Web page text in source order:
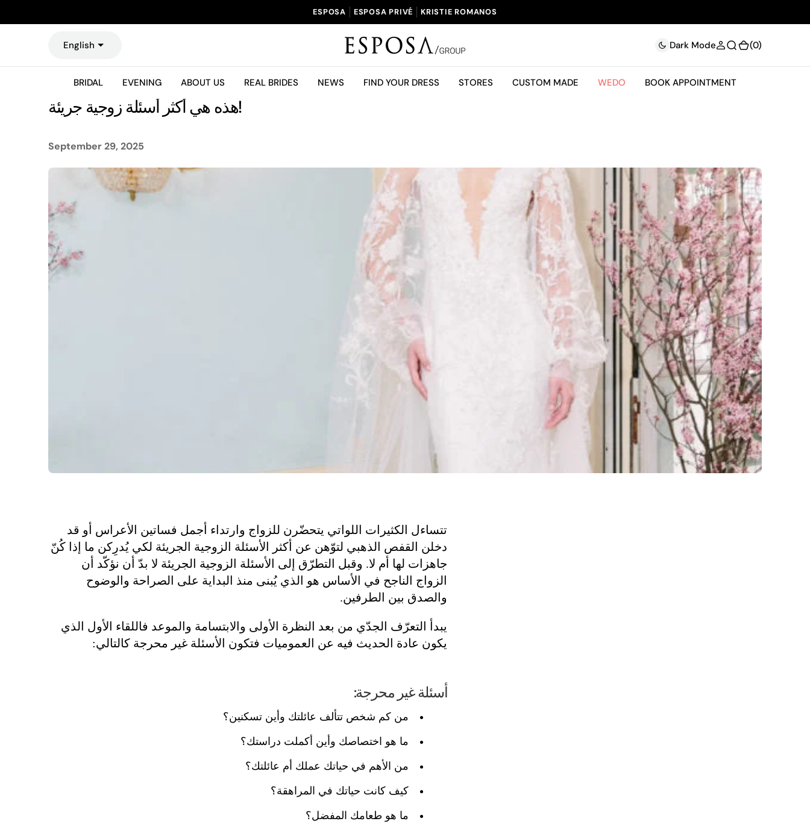
N
N
ESPOSA ESPOSA PRIVÉ KRISTIE ROMANOS
English Dark Mode (0)
BRIDAL EVENING ABOUT US REAL BRIDES NEWS FIND YOUR DRESS STORES CUSTOM MADE WEDO BOOK APPOINTMENT
هذه هي أكثر أسئلة زوجية جريئة!
September 29, 2025
تتساءل الكثيرات اللواتي يتحضّرن للزواج وارتداء أجمل فساتين الأعراس أو قد
دخلن القفص الذهبي لتوّهن عن أكثر الأسئلة الزوجية الجريئة لكي يُدرِكن ما إذا كُنّ
جاهزات لها أم لا. وقبل التطرّق إلى الأسئلة الزوجية الجريئة لا بدّ أن نؤكّد أن
الزواج الناجح في الأساس هو الذي يُبنى منذ البداية على الصراحة والوضوح
والصدق بين الطرفين.
يبدأ التعرّف الجدّي من بعد النظرة الأولى والابتسامة والموعد فاللقاء الأول الذي
يكون عادة الحديث فيه عن العموميات فتكون الأسئلة غير محرجة كالتالي:
أسئلة غير محرجة:
من كم شخص تتألف عائلتك وأين تسكنين؟
ما هو اختصاصك وأين أكملت دراستك؟
من الأهم في حياتك عملك أم عائلتك؟
كيف كانت حياتك في المراهقة؟
ما هو طعامك المفضل؟